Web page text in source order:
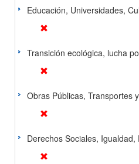
Educación, Universidades,
Transición ecológica, lucha
Obras Públicas, Transportes
Derechos Sociales,